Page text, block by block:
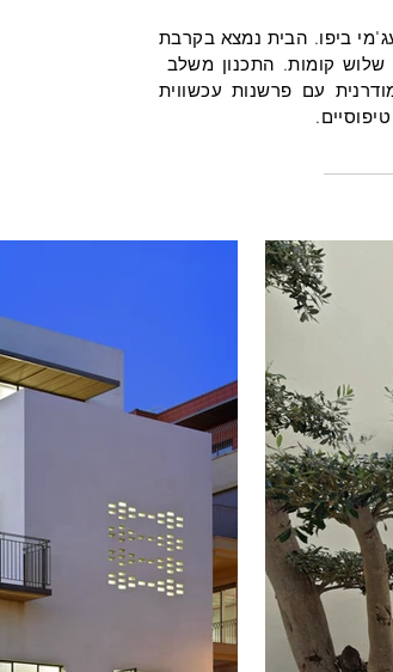
ביפו. הבית נמצא בקרבת
קומות. התכנון משלב
עם פרשנות עכשווית